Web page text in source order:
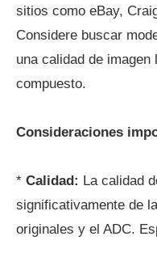
sitios como eBay,
Considere buscar
una calidad de imagen
compuesto.
Consideraciones
* Calidad: La calidad
significativamente de
originales y el ADC.